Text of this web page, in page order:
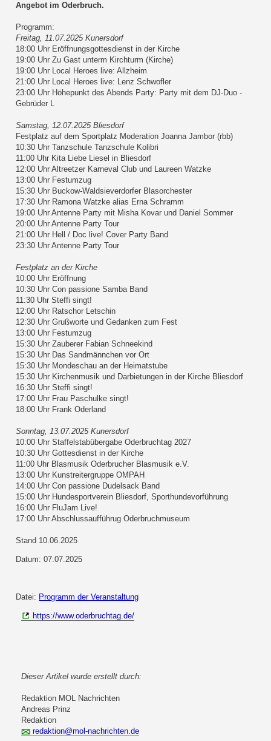
Angebot im Oderbruch.
Programm:
Freitag, 11.07.2025 Kunersdorf
18:00 Uhr Eröffnungsgottesdienst in der Kirche
19:00 Uhr Zu Gast unterm Kirchturm (Kirche)
19:00 Uhr Local Heroes live: Allzheim
21:00 Uhr Local Heroes live: Lenz Schwofler
23:00 Uhr Höhepunkt des Abends Party: Party mit dem DJ-Duo -
Gebrüder L
Samstag, 12.07.2025 Bliesdorf
Festplatz auf dem Sportplatz Moderation Joanna Jambor (rbb)
10:30 Uhr Tanzschule Tanzschule Kolibri
11:00 Uhr Kita Liebe Liesel in Bliesdorf
12:00 Uhr Altreetzer Karneval Club und Laureen Watzke
13:00 Uhr Festumzug
15:30 Uhr Buckow-Waldsieverdorfer Blasorchester
17:30 Uhr Ramona Watzke alias Erna Schramm
19:00 Uhr Antenne Party mit Misha Kovar und Daniel Sommer
20:00 Uhr Antenne Party Tour
21:00 Uhr Hell / Doc live! Cover Party Band
23:30 Uhr Antenne Party Tour
Festplatz an der Kirche
10:00 Uhr Eröffnung
10:30 Uhr Con passione Samba Band
11:30 Uhr Steffi singt!
12:00 Uhr Ratschor Letschin
12:30 Uhr Grußworte und Gedanken zum Fest
13:00 Uhr Festumzug
15:30 Uhr Zauberer Fabian Schneekind
15:30 Uhr Das Sandmännchen vor Ort
15:30 Uhr Mondeschau an der Heimatstube
15:30 Uhr Kirchenmusik und Darbietungen in der Kirche Bliesdorf
16:30 Uhr Steffi singt!
17:00 Uhr Frau Paschulke singt!
18:00 Uhr Frank Oderland
Sonntag, 13.07.2025 Kunersdorf
10:00 Uhr Staffelstabübergabe Oderbruchtag 2027
10:30 Uhr Gottesdienst in der Kirche
11:00 Uhr Blasmusik Oderbrucher Blasmusik e.V.
13:00 Uhr Kunstreitergruppe OMPAH
14:00 Uhr Con passione Dudelsack Band
15:00 Uhr Hundesportverein Bliesdorf, Sporthundevorführung
16:00 Uhr FluJam Live!
17:00 Uhr Abschlussaufführug Oderbruchmuseum
Stand 10.06.2025
Datum: 07.07.2025
Datei: Programm der Veranstaltung
https://www.oderbruchtag.de/
Dieser Artikel wurde erstellt durch:
Redaktion MOL Nachrichten
Andreas Prinz
Redaktion
redaktion@mol-nachrichten.de